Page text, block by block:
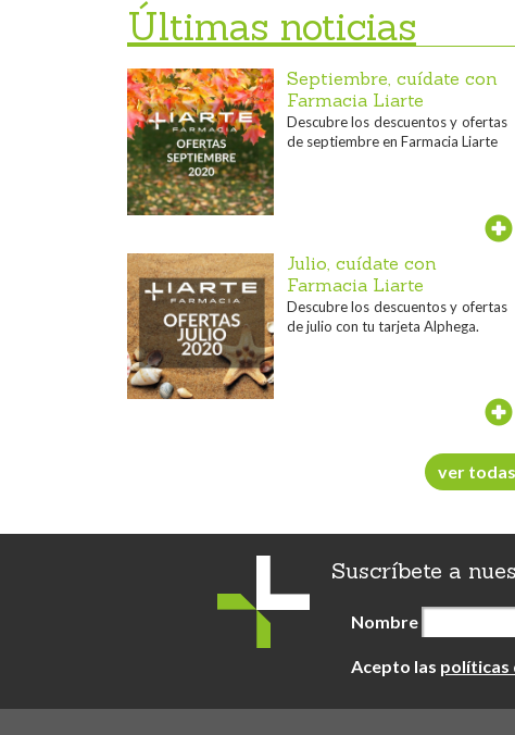
Últimas noticias
Septiembre, cuídate con
Farmacia Liarte
Descubre los descuentos y ofertas
de septiembre en Farmacia Liarte
Julio, cuídate con
Farmacia Liarte
Descubre los descuentos y ofertas
de julio con tu tarjeta Alphega.
ver
Suscríbete a
Nombre
Acepto las políticas